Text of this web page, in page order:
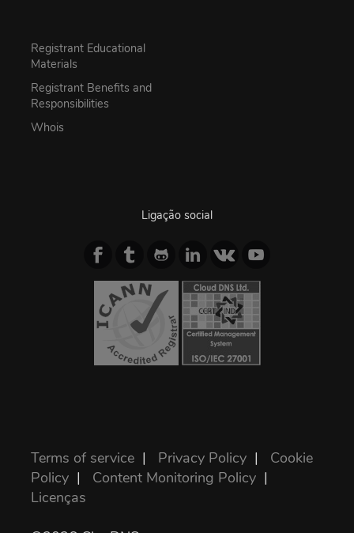
Registrant Educational
Materials
Registrant Benefits and
Responsibilities
Whois
Ligação social
Terms of service | Privacy Policy | Cookie
Policy | Content Monitoring Policy |
Licenças